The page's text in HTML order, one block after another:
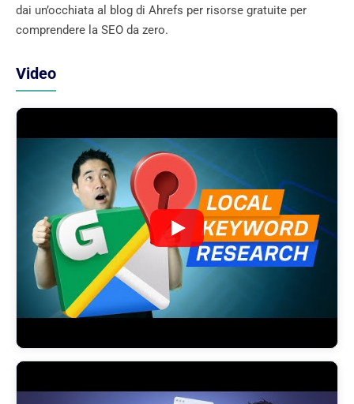
dai un’occhiata al blog di Ahrefs per risorse gratuite per
comprendere la SEO da zero.
Video